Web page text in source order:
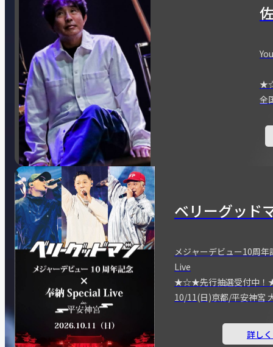
全
ベリーグッド
メジャーデビュー10周
Live
★☆★先行抽選受付中
10/11(日)京都/平安神宮
詳し